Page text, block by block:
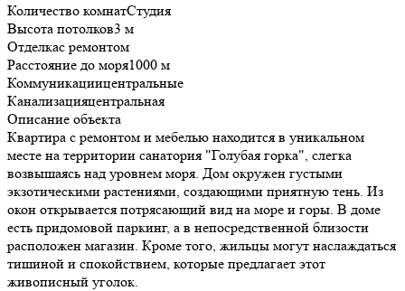
Количество комнатСтудия
Высота потолков3 м
Отделкас ремонтом
Расстояние до моря1000 м
Коммуникациицентральные
Канализацияцентральная
Описание объекта
Квартира с ремонтом и мебелью находится в уникальном
месте на территории санатория "Голубая горка", слегка
возвышаясь над уровнем моря. Дом окружен густыми
экзотическими растениями, создающими приятную тень. Из
окон открывается потрясающий вид на море и горы. В доме
есть придомовой паркинг, а в непосредственной близости
расположен магазин. Кроме того, жильцы могут наслаждаться
тишиной и спокойствием, которые предлагает этот
живописный уголок.